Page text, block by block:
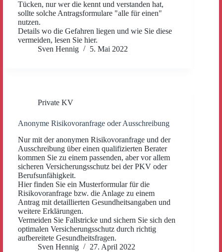
Tücken, nur wer die kennt und verstanden hat,
sollte solche Antragsformulare "alle für einen"
nutzen.
Details wo die Gefahren liegen und wie Sie diese
vermeiden, lesen Sie hier.
Sven Hennig
5. Mai 2022
Private KV
Anonyme Risikovoranfrage oder Ausschreibung
Nur mit der anonymen Risikovoranfrage und der
Ausschreibung über einen qualifizierten Berater
kommen Sie zu einem passenden, aber vor allem
sicheren Versicherungsschutz bei der PKV oder
Berufsunfähigkeit.
Hier finden Sie ein Musterformular für die
Risikovoranfrage bzw. die Anlage zu einem
Antrag mit detaillierten Gesundheitsangaben und
weitere Erklärungen.
Vermeiden Sie Fallstricke und sichern Sie sich den
optimalen Versicherungsschutz durch richtig
aufbereitete Gesundheitsfragen.
Sven Hennig
27. April 2022